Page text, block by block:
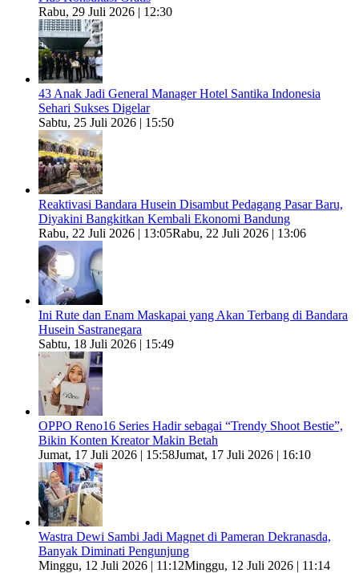
Rabu, 29 Juli 2026 | 12:30
43 Anak Jadi General Manager Hotel Santika Indonesia
Sehari Sukses Digelar
Sabtu, 25 Juli 2026 | 15:50
Reaktivasi Bandara Husein Disambut Pedagang Pasar Baru,
Diyakini Bangkitkan Kembali Ekonomi Bandung
Rabu, 22 Juli 2026 | 13:05Rabu, 22 Juli 2026 | 13:06
Ini Rute dan Enam Maskapai yang Akan Terbang di Bandara
Husein Sastranegara
Sabtu, 18 Juli 2026 | 15:49
OPPO Reno16 Series Hadir sebagai “Trendy Shoot Bestie”,
Bikin Konten Kreator Makin Betah
Jumat, 17 Juli 2026 | 15:58Jumat, 17 Juli 2026 | 16:10
Wastra Dewi Sambi Jadi Magnet di Pameran Dekranasda,
Banyak Diminati Pengunjung
Minggu, 12 Juli 2026 | 11:12Minggu, 12 Juli 2026 | 11:14